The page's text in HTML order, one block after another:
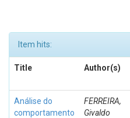
Item hits:
Title Author(s)
Análise do
comportamento
FERREIRA,
Givaldo